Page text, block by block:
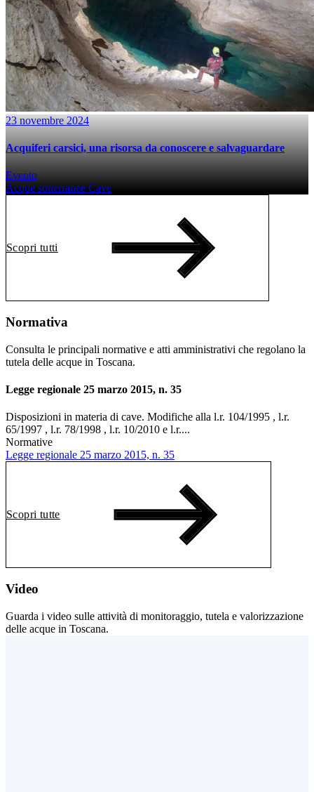
23 novembre 2024
Acquiferi carsici, una risorsa da conoscere e salvaguardare
Evento
Acque sotterranee Cave
Scopri tutti
Normativa
Consulta le principali normative e atti amministrativi che regolano la
tutela delle acque in Toscana.
Legge regionale 25 marzo 2015, n. 35
Disposizioni in materia di cave. Modifiche alla l.r. 104/1995 , l.r.
65/1997 , l.r. 78/1998 , l.r. 10/2010 e l.r....
Normative
Legge regionale 25 marzo 2015, n. 35
Scopri tutte
Video
Guarda i video sulle attività di monitoraggio, tutela e valorizzazione
delle acque in Toscana.